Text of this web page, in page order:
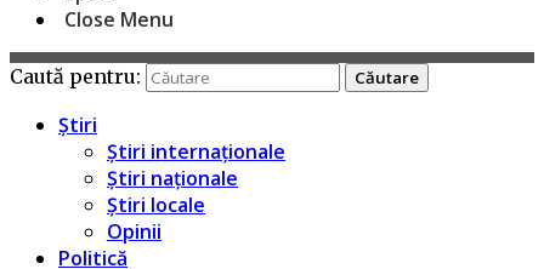
Close Menu
Caută pentru:
Știri
Știri internaționale
Știri naționale
Știri locale
Opinii
Politică